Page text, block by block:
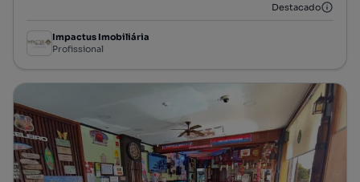
Destacado
Impactus Imobiliária
Profissional